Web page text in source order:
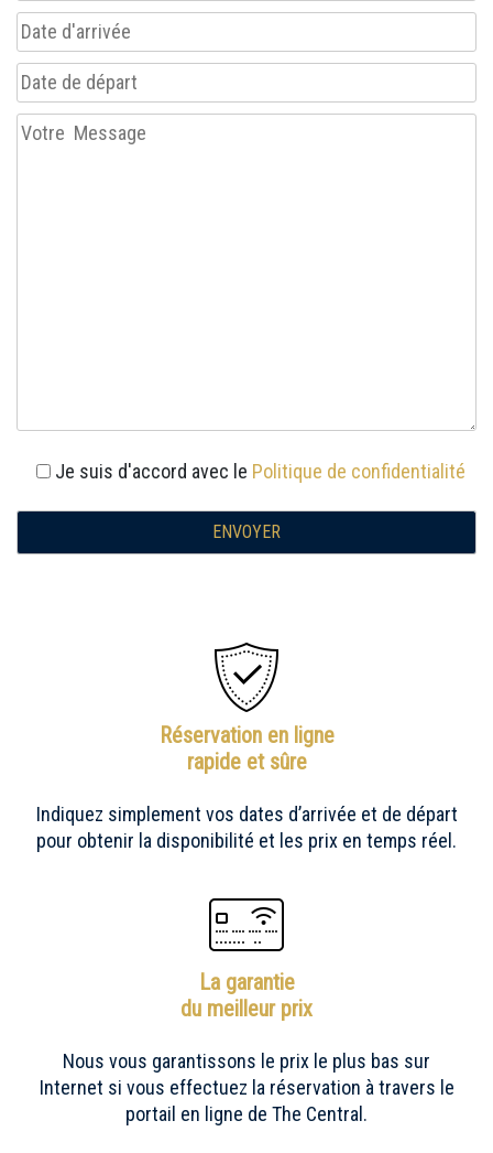
Je suis d'accord avec le Politique de confidentialité
Réservation en ligne
rapide et sûre
Indiquez simplement vos dates dʼarrivée et de départ
pour obtenir la disponibilité et les prix en temps réel.
La garantie
du meilleur prix
Nous vous garantissons le prix le plus bas sur
Internet si vous effectuez la réservation à travers le
portail en ligne de The Central.